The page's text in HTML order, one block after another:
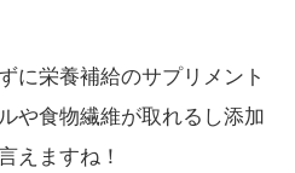
に栄養補給のサプリメント
や食物繊維が取れるし添加
えますね！